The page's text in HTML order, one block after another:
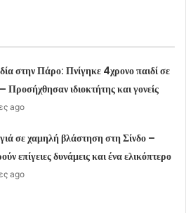
στην Πάρο: Πνίγηκε 4χρονο παιδί σε
Προσήχθησαν ιδιοκτήτης και γονείς
ago
σε χαμηλή βλάστηση στη Σίνδο –
επίγειες δυνάμεις και ένα ελικόπτερο
ago